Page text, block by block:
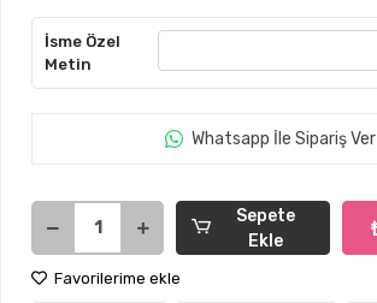
İsme Özel
Metin
Whatsapp İle Sipariş Ver
Sepete
Ekle
Favorilerime ekle